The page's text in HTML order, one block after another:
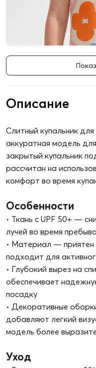
Описание
Слитный купальник
аккуратная модель
закрытый купальник
рассчитан на
комфорт во время
Особенности
• Ткань с UPF 50+ —
лучей во время
• Материал — приятен
подходит для
• Глубокий вырез на
обеспечивает
посадку
• Декоративные
добавляют легкий
модель более
Уход